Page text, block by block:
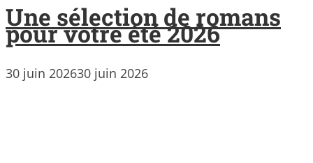
Une sélection de romans
pour votre été 2026
30 juin 202630 juin 2026